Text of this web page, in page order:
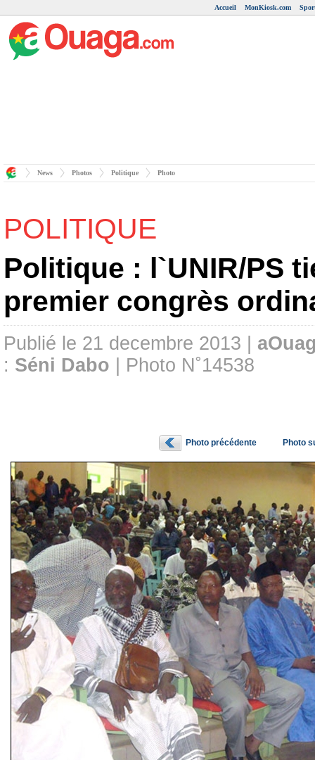
Accueil MonKiosk.com
News Photos Politique Photo
POLITIQUE
Politique : l`UNIR/PS
premier congrès
Publié le 21 decembre 2013 |
: Séni Dabo | Photo N˚14538
Photo précédente Photo